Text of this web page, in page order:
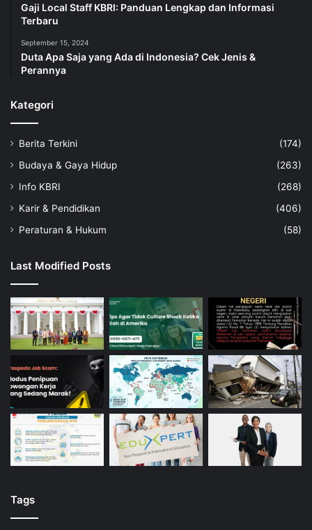
Gaji Local Staff KBRI: Panduan Lengkap dan Informasi
Terbaru
September 15, 2024
Duta Apa Saja yang Ada di Indonesia? Cek Jenis &
Perannya
Kategori
Berita Terkini
(174)
Budaya & Gaya Hidup
(263)
Info KBRI
(268)
Karir & Pendidikan
(406)
Peraturan & Hukum
(58)
Last Modified Posts
Tags